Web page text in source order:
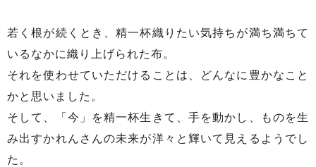
若く根が続くとき、精一杯織りたい気持ちが満ち満ちて
いるなかに織り上げられた布。
それを使わせていただけることは、どんなに豊かなこと
かと思いました。
そして、「今」を精一杯生きて、手を動かし、ものを生
み出すかれんさんの未来が洋々と輝いて見えるようでし
た。